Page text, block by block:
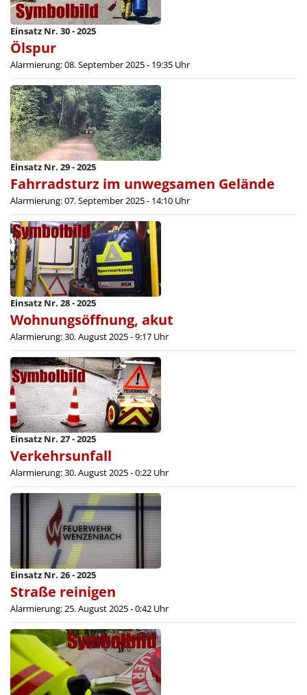
Einsatz Nr. 30 - 2025
Ölspur
Alarmierung: 08. September 2025 - 19:35 Uhr
Einsatz Nr. 29 - 2025
Fahrradsturz im unwegsamen Gelände
Alarmierung: 07. September 2025 - 14:10 Uhr
Einsatz Nr. 28 - 2025
Wohnungsöffnung, akut
Alarmierung: 30. August 2025 - 9:17 Uhr
Einsatz Nr. 27 - 2025
Verkehrsunfall
Alarmierung: 30. August 2025 - 0:22 Uhr
Einsatz Nr. 26 - 2025
Straße reinigen
Alarmierung: 25. August 2025 - 0:42 Uhr